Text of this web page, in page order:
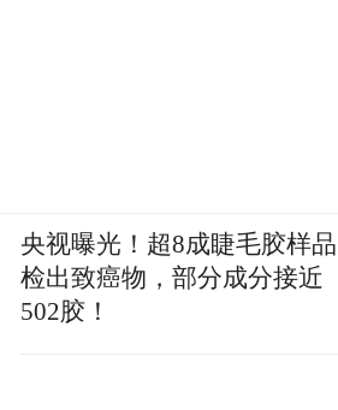
央视曝光！超8成睫毛胶样品
检出致癌物，部分成分接近
502胶！